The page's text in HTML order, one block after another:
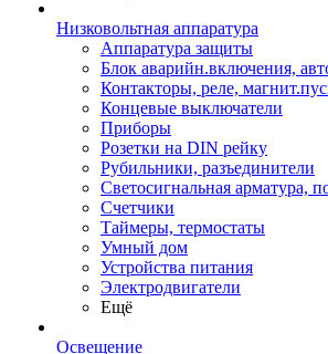
Низковольтная аппаратура
Аппаратура защиты
Блок аварийн.включения,
Контакторы, реле,
Концевые выключатели
Приборы
Розетки на DIN рейку
Рубильники, разъединители
Светосигнальная арматура,
Счетчики
Таймеры, термостаты
Умный дом
Устройства питания
Электродвигатели
Ещё
Освещение